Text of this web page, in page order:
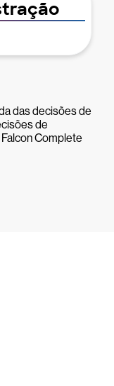
das decisões de
de
Complete